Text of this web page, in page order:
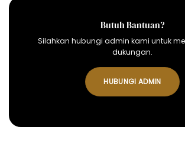
Butuh Bantuan?
Silahkan hubungi admin kami untuk
dukungan.
HUBUNGI ADMIN